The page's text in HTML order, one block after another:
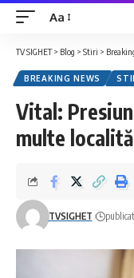
Font
Resizer
Aa
TV SIGHET> Blog > Stiri >
BREAKING NEWS
Vital:
multe
TVSIGHET